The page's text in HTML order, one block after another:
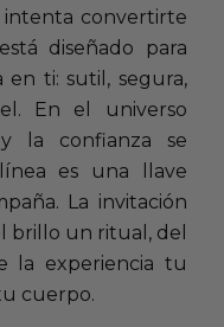
intenta convertirte
diseñado para
ti: sutil, segura,
En el universo
la confianza se
es una llave
La invitación
brillo un ritual, del
la experiencia tu
cuerpo.